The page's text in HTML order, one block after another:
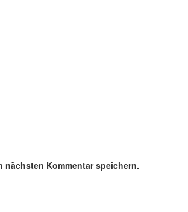
nächsten Kommentar speichern.